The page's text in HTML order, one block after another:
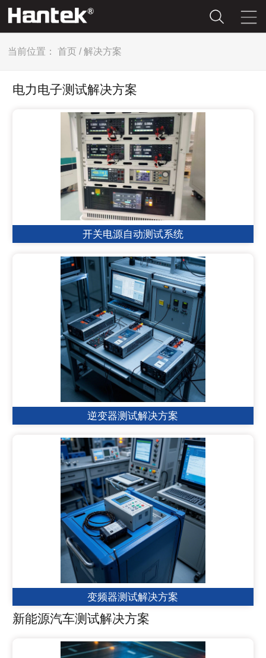
当前位置： 首页 /解决方案
电力电子测试解决方案
开关电源自动测试系统
逆变器测试解决方案
变频器测试解决方案
新能源汽车测试解决方案